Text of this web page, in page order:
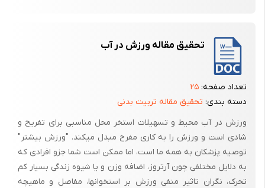
تحقیق مقاله ورزش در آب
تعداد صفحه: ۲۵
دسته بندی: تحقیق مقاله تربیت بدنی
ورزش در آب محیط و تسهیلات استخر محل مناسبی برای تفریح و
شادی است و ورزش را به کاری مفرح مبدل میکند. "ورزش بیشتر"
توصیه پزشکان به همه ما است، اما ممکن است شما جزو افرادی که
به دلایل مختلفی چون آرتروز، اضافه وزن و یا شیوه زندگی بسیار کم
تحرک، نگران تاثیر منفی ورزش بر استخوانها، مفاصل و ماهیچه